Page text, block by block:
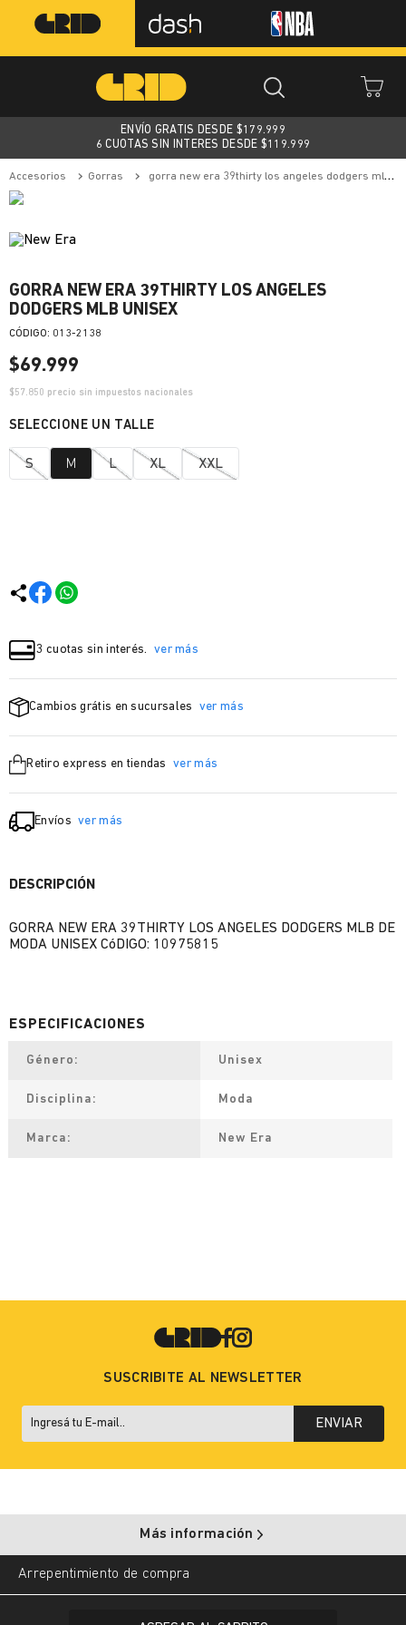
ENVÍO GRATIS DESDE $179.999
6 CUOTAS SIN INTERES DESDE $119.999
accesorios gorras gorra new era 39thirty los angeles dodgers mlb unisex
GORRA NEW ERA 39THIRTY LOS ANGELES
DODGERS MLB UNISEX
: 013-2138
$69.999
$57.850 precio sin impuestos nacionales
S M L XL XXL
3 cuotas sin interés. ver más
Cambios grátis en sucursales ver más
Retiro express en tiendas ver más
Envíos ver más
DESCRIPCIÓN
GORRA NEW ERA 39THIRTY LOS ANGELES DODGERS MLB DE
MODA UNISEX CóDIGO: 10975815
Género Unisex
Disciplina Moda
Marca New Era
SUSCRIBITE AL NEWSLETTER
ENVIAR
Más información
Arrepentimiento de compra